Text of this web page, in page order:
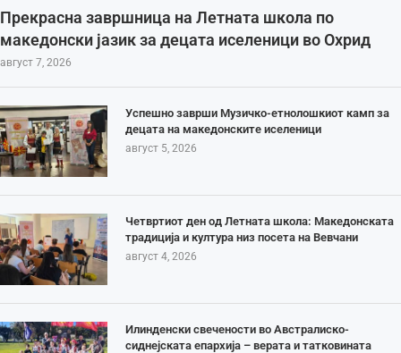
Прекрасна завршница на Летната школа по
македонски јазик за децата иселеници во Охрид
август 7, 2026
Успешно заврши Музичко-етнолошкиот камп за
децата на македонските иселеници
август 5, 2026
Четвртиот ден од Летната школа: Македонската
традиција и култура низ посета на Вевчани
август 4, 2026
Илинденски свечености во Австралиско-
сиднејската епархија – верата и татковината